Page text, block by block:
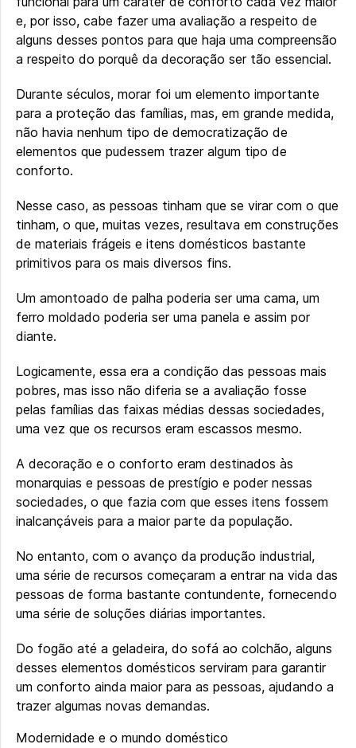
e, por isso, cabe fazer uma avaliação a respeito de
alguns desses pontos para que haja uma compreensão
a respeito do porquê da decoração ser tão essencial.
Durante séculos, morar foi um elemento importante
para a proteção das famílias, mas, em grande medida,
não havia nenhum tipo de democratização de
elementos que pudessem trazer algum tipo de
conforto.
Nesse caso, as pessoas tinham que se virar com o que
tinham, o que, muitas vezes, resultava em construções
de materiais frágeis e itens domésticos bastante
primitivos para os mais diversos fins.
Um amontoado de palha poderia ser uma cama, um
ferro moldado poderia ser uma panela e assim por
diante.
Logicamente, essa era a condição das pessoas mais
pobres, mas isso não diferia se a avaliação fosse
pelas famílias das faixas médias dessas sociedades,
uma vez que os recursos eram escassos mesmo.
A decoração e o conforto eram destinados às
monarquias e pessoas de prestígio e poder nessas
sociedades, o que fazia com que esses itens fossem
inalcançáveis para a maior parte da população.
No entanto, com o avanço da produção industrial,
uma série de recursos começaram a entrar na vida das
pessoas de forma bastante contundente, fornecendo
uma série de soluções diárias importantes.
Do fogão até a geladeira, do sofá ao colchão, alguns
desses elementos domésticos serviram para garantir
um conforto ainda maior para as pessoas, ajudando a
trazer algumas novas demandas.
Modernidade e o mundo doméstico